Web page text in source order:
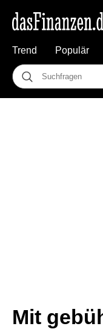
Trend Populär
Mit